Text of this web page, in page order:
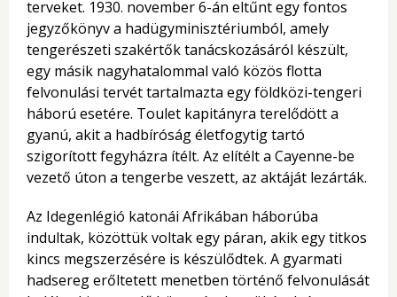
terveket. 1930. november 6-án eltűnt egy fontos
jegyzőkönyv a hadügyminisztériumból, amely
tengerészeti szakértők tanácskozásáról készült,
egy másik nagyhatalommal való közös flotta
felvonulási tervét tartalmazta egy földközi-tengeri
háború esetére. Toulet kapitányra terelődött a
gyanú, akit a hadbíróság életfogytig tartó
szigorított fegyházra ítélt. Az elítélt a Cayenne-be
vezető úton a tengerbe veszett, az aktáját lezárták.
Az Idegenlégió katonái Afrikában háborúba
indultak, közöttük voltak egy páran, akik egy titkos
kincs megszerzésére is készülődtek. A gyarmati
hadsereg erőltetett menetben történő felvonulását